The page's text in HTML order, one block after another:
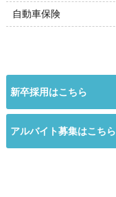
自動車保険
新卒採用はこちら
アルバイト募集はこちら